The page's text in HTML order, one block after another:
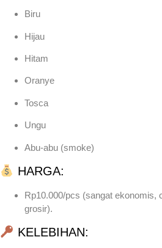
Biru
Hijau
Hitam
Oranye
Tosca
Ungu
Abu-abu (smoke)
HARGA:
Rp10.000/pcs (sangat ekonomis,
grosir).
KELEBIHAN: